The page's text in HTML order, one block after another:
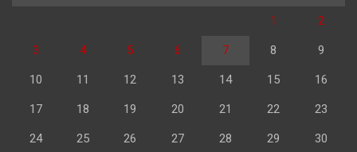
1 2
3 4 5 6 7 8 9
10 11 12 13 14 15 16
17 18 19 20 21 22 23
24 25 26 27 28 29 30